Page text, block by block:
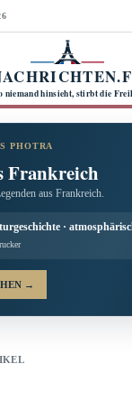
niemand hinsieht, stirbt die
PHOTRA
Frankreich
aus Frankreich.
·
→